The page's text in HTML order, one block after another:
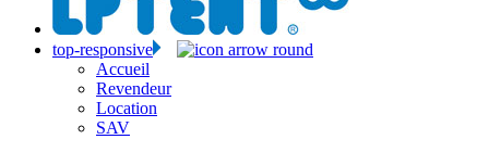
top-responsive
Accueil
Revendeur
Location
SAV